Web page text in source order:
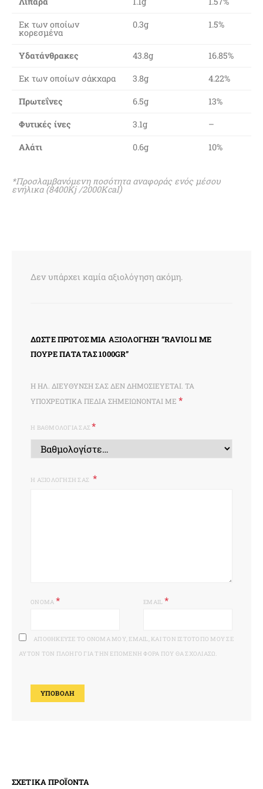
Εκ των οποίων
κορεσμένα
0.3g 1.5%
Υδατάνθρακες 43.8g 16.85%
Εκ των οποίων σάκχαρα 3.8g 4.22%
Πρωτεΐνες 6.5g 13%
Φυτικές ίνες 3.1g –
Αλάτι 0.6g 10%
*Προσλαμβανόμενη ποσότητα αναφοράς ενός μέσου
ενήλικα (8400Κj /2000Kcal)
Δεν υπάρχει καμία αξιολόγηση ακόμη.
ΔΏΣΤΕ ΠΡΏΤΟΣ ΜΊΑ ΑΞΙΟΛΌΓΗΣΗ “RAVIOLI ΜΕ
ΠΟΥΡΈ ΠΑΤΆΤΑΣ 1000GR”
Η ΗΛ. ΔΙΕΎΘΥΝΣΗ ΣΑΣ ΔΕΝ ΔΗΜΟΣΙΕΎΕΤΑΙ. ΤΑ
ΥΠΟΧΡΕΩΤΙΚΆ ΠΕΔΊΑ ΣΗΜΕΙΏΝΟΝΤΑΙ ΜΕ *
Η ΒΑΘΜΟΛΟΓΊΑ ΣΑΣ*
Η ΑΞΙΟΛΌΓΗΣΉ ΣΑΣ
ΌΝΟΜΑ * EMAIL *
ΑΠΟΘΉΚΕΥΣΕ ΤΟ ΌΝΟΜΆ ΜΟΥ, EMAIL, ΚΑΙ ΤΟΝ ΙΣΤΌΤΟΠΟ ΜΟΥ ΣΕ
ΑΥΤΌΝ ΤΟΝ ΠΛΟΗΓΌ ΓΙΑ ΤΗΝ ΕΠΌΜΕΝΗ ΦΟΡΆ ΠΟΥ ΘΑ ΣΧΟΛΙΆΣΩ.
ΣΧΕΤΙΚΆ ΠΡΟΪΌΝΤΑ